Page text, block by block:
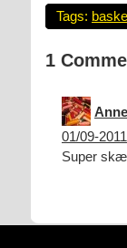
Tags:
1
01/09-
Super